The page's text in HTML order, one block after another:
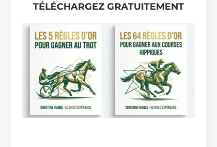
TÉLÉCHARGEZ GRATUITEMENT